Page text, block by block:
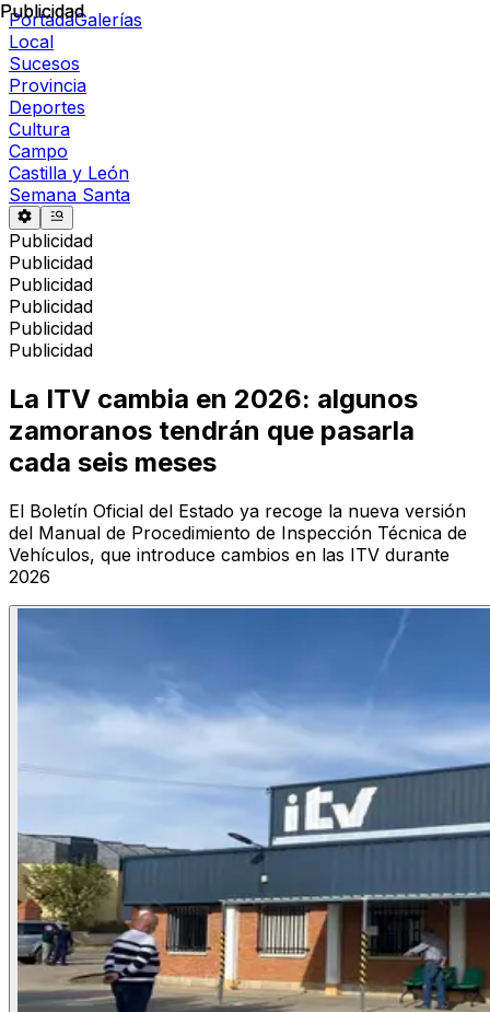
PortadaGalerías
Local
Sucesos
Provincia
Deportes
Cultura
Campo
Castilla y León
Semana Santa
Publicidad
Publicidad
Publicidad
Publicidad
Publicidad
Publicidad
Publicidad
La ITV cambia en 2026: algunos
zamoranos tendrán que pasarla
cada seis meses
El Boletín Oficial del Estado ya recoge la nueva versión
del Manual de Procedimiento de Inspección Técnica de
Vehículos, que introduce cambios en las ITV durante
2026
Publicidad